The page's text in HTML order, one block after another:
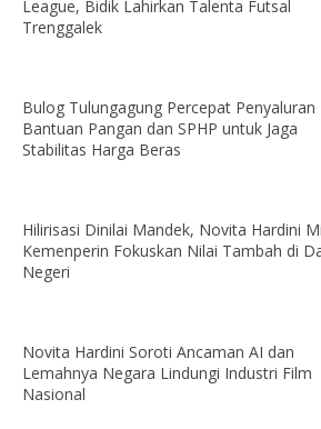
League, Bidik Lahirkan Talenta Futsal
Trenggalek
Bulog Tulungagung Percepat Penyaluran
Bantuan Pangan dan SPHP untuk Jaga
Stabilitas Harga Beras
Hilirisasi Dinilai Mandek, Novita Hardini
Kemenperin Fokuskan Nilai Tambah di
Negeri
Novita Hardini Soroti Ancaman AI dan
Lemahnya Negara Lindungi Industri Film
Nasional